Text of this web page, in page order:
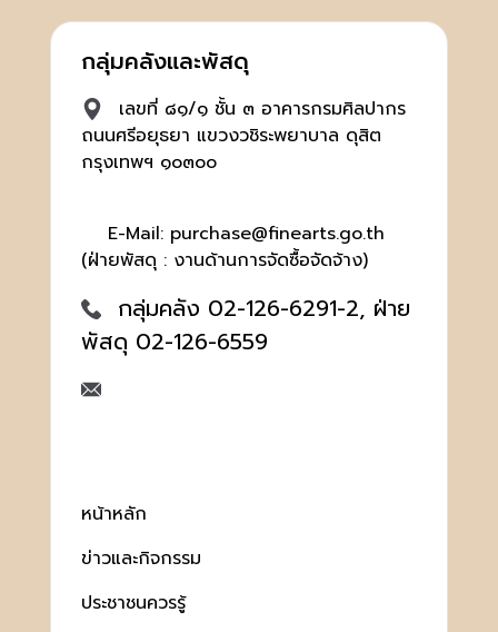
กลุ่มคลังและพัสดุ
เลขที่ ๘๑/๑ ชั้น ๓ อาคารกรมศิลปากร
ถนนศรีอยุธยา แขวงวชิระพยาบาล ดุสิต
กรุงเทพฯ ๑๐๓๐๐
E-Mail: purchase@finearts.go.th
(ฝ่ายพัสดุ : งานด้านการจัดซื้อจัดจ้าง)
กลุ่มคลัง 02-126-6291-2, ฝ่าย
พัสดุ 02-126-6559
หน้าหลัก
ข่าวและกิจกรรม
ประชาชนควรรู้